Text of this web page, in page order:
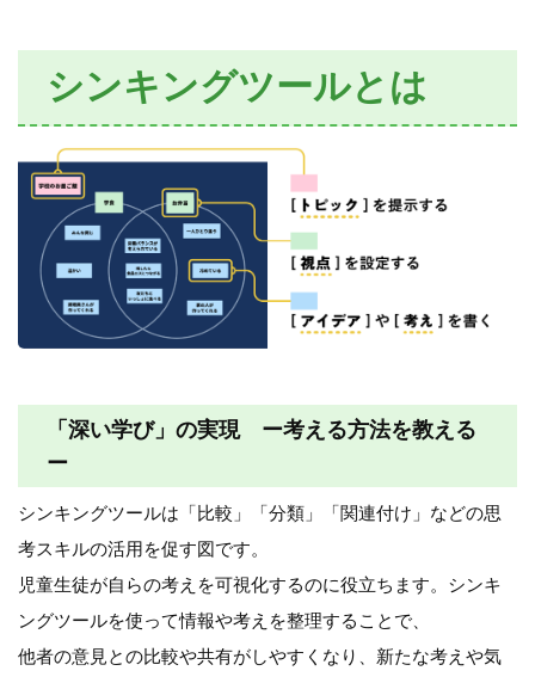
シンキングツールとは
「深い学び」の実現 ー考える方法を教える
ー
シンキングツールは「比較」「分類」「関連付け」などの思
考スキルの活用を促す図です。
児童生徒が自らの考えを可視化するのに役立ちます。シンキ
ングツールを使って情報や考えを整理することで、
他者の意見との比較や共有がしやすくなり、新たな考えや気